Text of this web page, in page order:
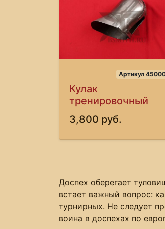
Артикул
Кулак
тренировочный
3,800 руб.
Доспех оберегает
встает важный вопрос:
турнирных. Не следует
воина в доспехах по